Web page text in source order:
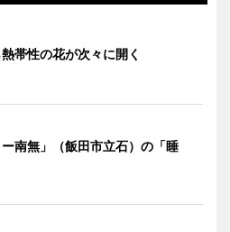
帯性の花が次々に開く
ー南無」（飯田市立石）の「睡